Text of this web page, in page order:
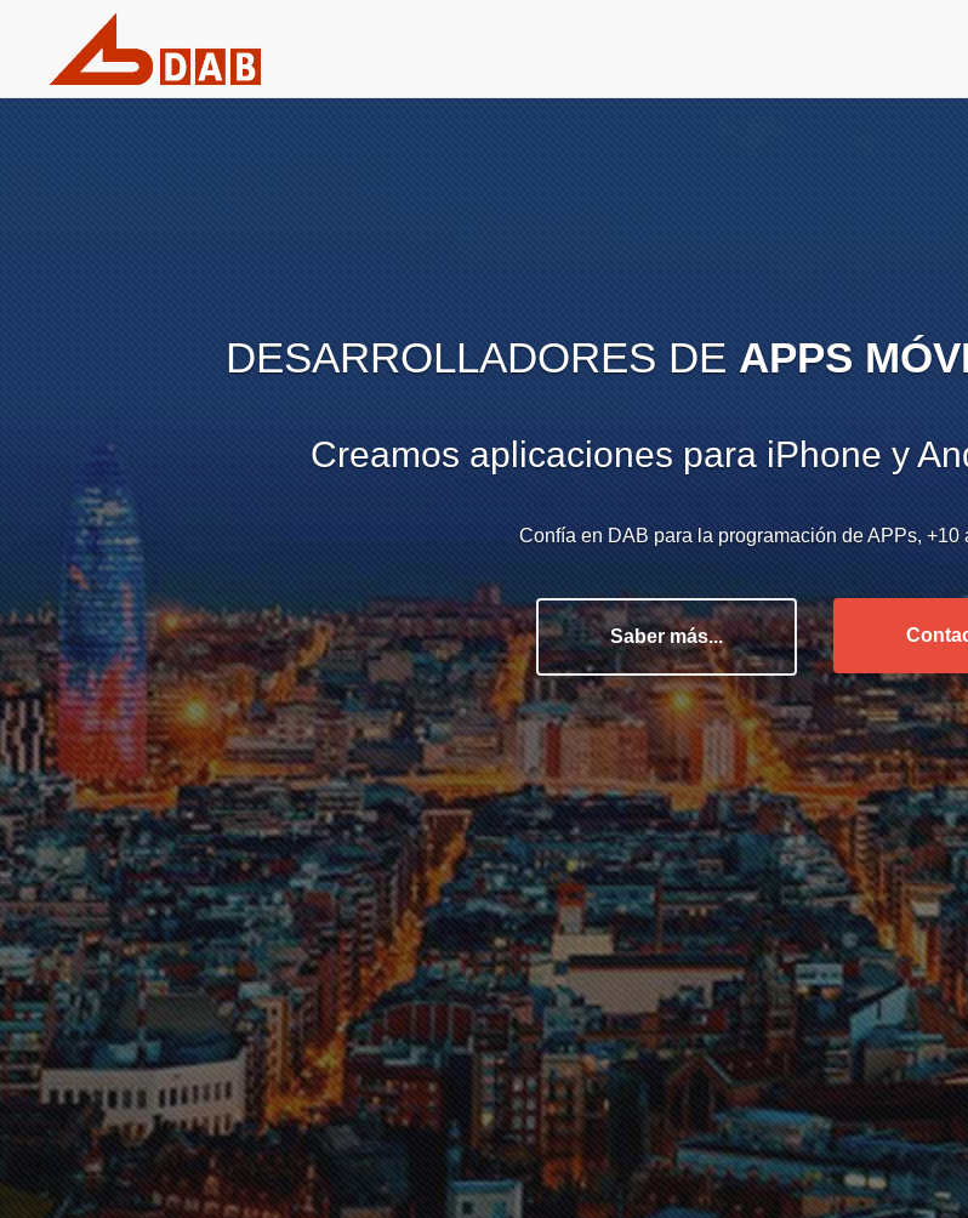
DESARROLLADORES DE APPS
Creamos aplicaciones para iPhone y
Confía en DAB para la programación de APPs, +10
Saber más...